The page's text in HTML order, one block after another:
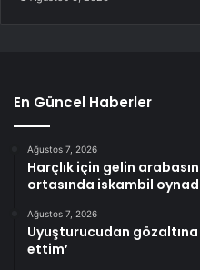
En Güncel Haberler
Ağustos 7, 2026
Harçlık için gelin
ortasında iskambil
Ağustos 7, 2026
Uyuşturucudan gözaltına
ettim’